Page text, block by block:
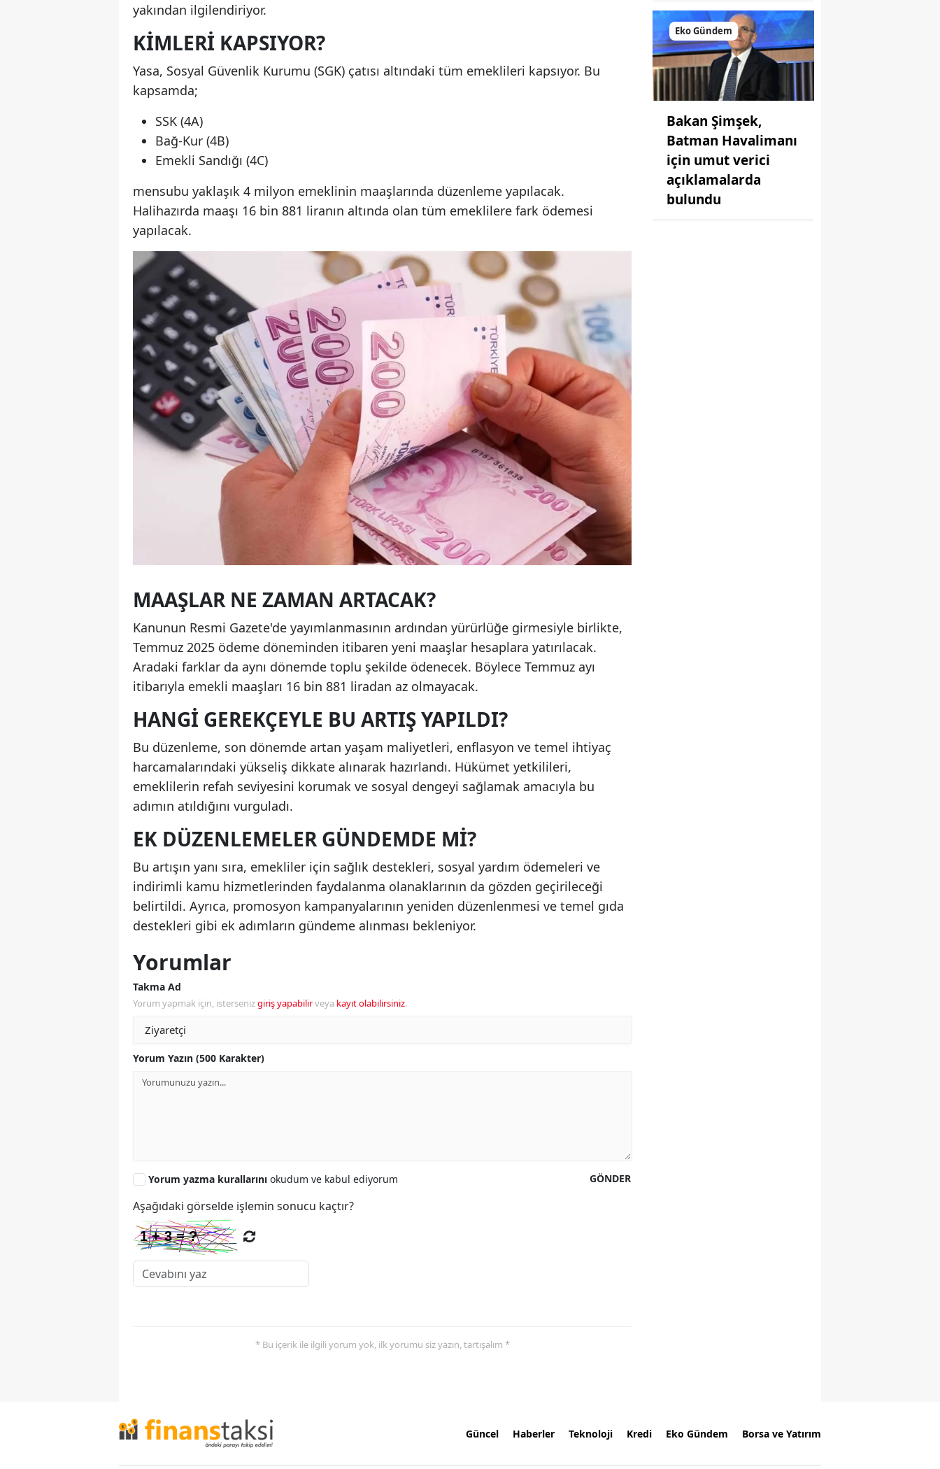
yakından ilgilendiriyor.
KIMLERI KAPSIYOR?
Yasa, Sosyal Güvenlik Kurumu (SGK) çatısı altındaki tüm emeklileri kapsıyor. Bu
kapsamda;
SSK (4A)
Bağ-Kur (4B)
Emekli Sandığı (4C)
mensubu yaklaşık 4 milyon emeklinin maaşlarında düzenleme yapılacak.
Halihazırda maaşı 16 bin 881 liranın altında olan tüm emeklilere fark ödemesi
yapılacak.
MAAŞLAR NE ZAMAN ARTACAK?
Kanunun Resmi Gazete'de yayımlanmasının ardından yürürlüğe girmesiyle birlikte,
Temmuz 2025 ödeme döneminden itibaren yeni maaşlar hesaplara yatırılacak.
Aradaki farklar da aynı dönemde toplu şekilde ödenecek. Böylece Temmuz ayı
itibarıyla emekli maaşları 16 bin 881 liradan az olmayacak.
HANGI GEREKÇEYLE BU ARTIŞ YAPILDI?
Bu düzenleme, son dönemde artan yaşam maliyetleri, enflasyon ve temel ihtiyaç
harcamalarındaki yükseliş dikkate alınarak hazırlandı. Hükümet yetkilileri,
emeklilerin refah seviyesini korumak ve sosyal dengeyi sağlamak amacıyla bu
adımın atıldığını vurguladı.
EK DÜZENLEMELER GÜNDEMDE MI?
Bu artışın yanı sıra, emekliler için sağlık destekleri, sosyal yardım ödemeleri ve
indirimli kamu hizmetlerinden faydalanma olanaklarının da gözden geçirileceği
belirtildi. Ayrıca, promosyon kampanyalarının yeniden düzenlenmesi ve temel gıda
destekleri gibi ek adımların gündeme alınması bekleniyor.
Yorumlar
Takma Ad
Yorum yapmak için, istersenizgiriş yapabilirveya kayıt olabilirsiniz.
Yorum Yazın (500 Karakter)
GÖNDER
Yorum yazma kurallarını okudum ve kabul ediyorum
Aşağıdaki görselde işlemin sonucu kaçtır?
* Bu içerik ile ilgili yorum yok, ilk yorumu siz yazın, tartışalım *
Eko Gündem
Bakan Şimşek,
Batman Havalimanı
için umut verici
açıklamalarda
bulundu
Güncel Haberler Teknoloji Kredi Eko Gündem Borsa ve Yatırım